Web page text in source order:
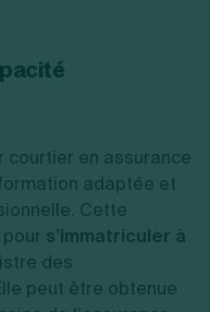
courtier en assurance
adaptée et
Cette
s’immatriculer à
des
peut être obtenue